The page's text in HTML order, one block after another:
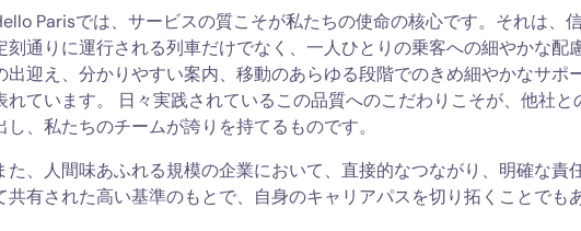
Parisでは、サービスの質こそが私たちの使命の核心です。それは、
刻通りに運行される列車だけでなく、一人ひとりの乗客への細やかな
出迎え、分かりやすい案内、移動のあらゆる段階でのきめ細やかなサ
れています。 日々実践されているこの品質へのこだわりこそが、他社と
し、私たちのチームが誇りを持てるものです。
た、人間味あふれる規模の企業において、直接的なつながり、明確な責
共有された高い基準のもとで、自身のキャリアパスを切り拓くことでも